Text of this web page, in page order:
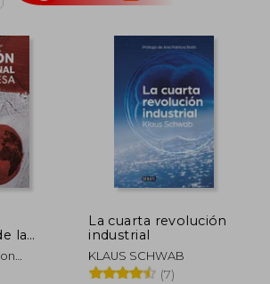
la
La cuarta revolución
industrial
KLAUS SCHWAB
(7)